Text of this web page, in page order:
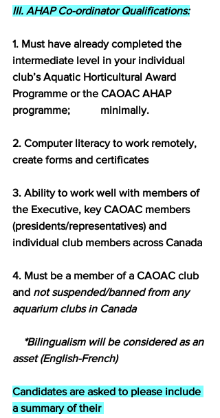
III. AHAP Co-ordinator Qualifications:
1. Must have already completed the
intermediate level in your individual
club’s Aquatic Horticultural Award
Programme or the CAOAC AHAP
programme;          minimally.
2. Computer literacy to work remotely,
create forms and certificates
3. Ability to work well with members of
the Executive, key CAOAC members
(presidents/representatives) and
individual club members across Canada
4. Must be a member of a CAOAC club
and not suspended/banned from any
aquarium clubs in Canada
*Bilingualism will be considered as an
asset (English-French)
Candidates are asked to please include
a summary of their